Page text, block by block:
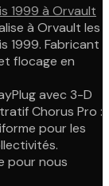
1999 à Orvault
à Orvault les
1999. Fabricant
flocage en
avec 3-D
Chorus Pro :
pour les
pour nous